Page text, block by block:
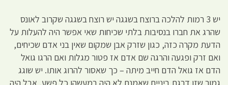
יש 3 רמות להלכה ברוצח בשגגה יש רוצח בשגגה שקרוב לאונס
שהרג את חברו בנסיבות בלתי שכיחות שאי אפשר היה להעלות על
הדעת מקרה כזה, כגון שזרק אבן שמקום שאין בני אדם שכיחים,
ואם זרק ופגעה והרגה שם אדם אז פטור מגלות ואם הרגו גואל
הדם אז גואל הדם חייב מיתה – כך שאסור להרוג אותו. יש שוגג